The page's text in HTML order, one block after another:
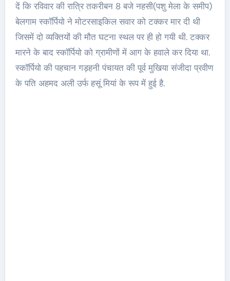
दें कि रविवार की रात्रि तकरीबन 8 बजे नहसी(पशु मेला के समीप)
बेलगाम स्कॉर्पियो ने मोटरसाइकिल सवार को टक्कर मार दी थी
जिसमें दो व्यक्तियों की मौत घटना स्थल पर ही हो गयी थी. टक्कर
मारने के बाद स्कॉर्पियो को ग्रामीणों में आग के हवाले कर दिया था.
स्कॉर्पियो की पहचान गड़हनी पंचायत की पूर्व मुखिया संजीदा प्रवीण
के पति अहमद अली उर्फ हसूं मियां के रूप में हुई है.